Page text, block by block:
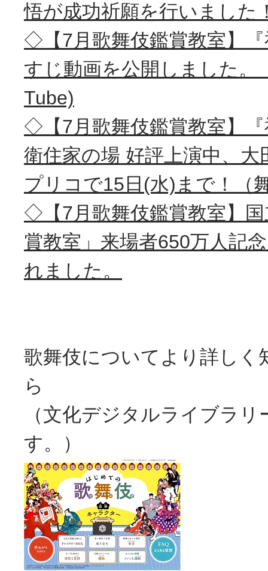
悟が成功祈願を行いました
◇【7月歌舞伎鑑賞教室】
すじ動画を公開しました。
Tube)
◇【7月歌舞伎鑑賞教室】
衛住家の場 好評上演中、
プリコで15日(水)まで！（
◇【7月歌舞伎鑑賞教室】
賞教室」来場者650万人記
れました。
歌舞伎についてより詳しく
ら
（文化デジタルライブラ
す。）